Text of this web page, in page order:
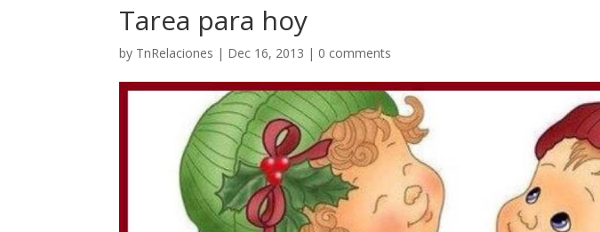
Tarea para hoy
by TnRelaciones | Dec 16, 2013 | 0 comments